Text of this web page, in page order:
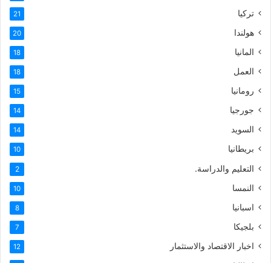
تركيا 21
هولندا 20
المانيا 18
العمل 18
رومانيا 15
جورجيا 14
السويد 14
بريطانيا 10
التعليم والدراسة. 2
النمسا 10
اسبانيا 8
بلجيكا 7
اخبار الاقتصاد والاستثمار 12